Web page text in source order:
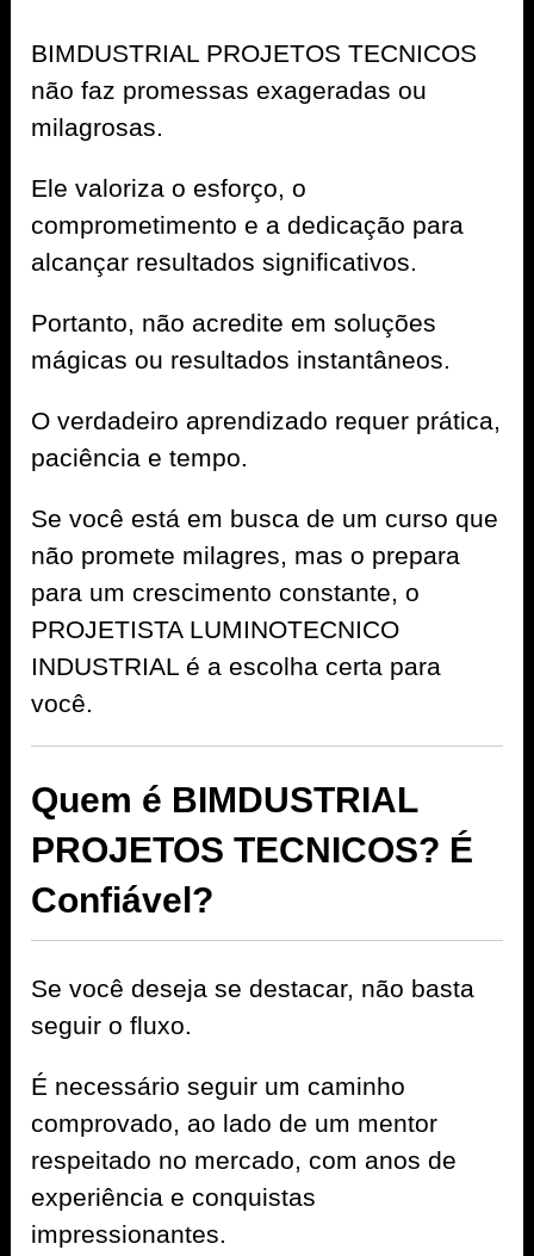
BIMDUSTRIAL PROJETOS TECNICOS
não faz promessas exageradas ou
milagrosas.
Ele valoriza o esforço, o
comprometimento e a dedicação para
alcançar resultados significativos.
Portanto, não acredite em soluções
mágicas ou resultados instantâneos.
O verdadeiro aprendizado requer prática,
paciência e tempo.
Se você está em busca de um curso que
não promete milagres, mas o prepara
para um crescimento constante, o
PROJETISTA LUMINOTECNICO
INDUSTRIAL é a escolha certa para
você.
Quem é BIMDUSTRIAL
PROJETOS TECNICOS? É
Confiável?
Se você deseja se destacar, não basta
seguir o fluxo.
É necessário seguir um caminho
comprovado, ao lado de um mentor
respeitado no mercado, com anos de
experiência e conquistas
impressionantes.